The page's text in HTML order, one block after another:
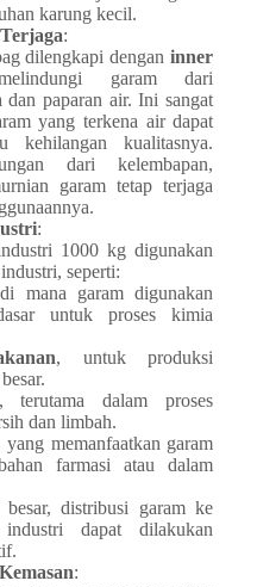
karung kecil.
:
dilengkapi denganinner
garam dari
dan paparan air. Ini sangat
yang terkena air dapat
kehilangan kualitasnya.
dari kelembapan,
garam tetap terjaga
:
1000 kg digunakan
seperti:
mana garam digunakan
untuk proses kimia
, untuk produksi
terutama dalam proses
dan limbah.
yang memanfaatkan garam
farmasi atau dalam
besar, distribusi garam ke
dapat dilakukan
: